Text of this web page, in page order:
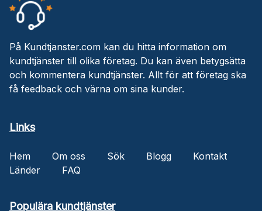
På Kundtjanster.com kan du hitta information om
kundtjänster till olika företag. Du kan även betygsätta
och kommentera kundtjänster. Allt för att företag ska
få feedback och värna om sina kunder.
Links
Hem Om oss Sök Blogg
Kontakt
Länder
FAQ
Populära kundtjänster